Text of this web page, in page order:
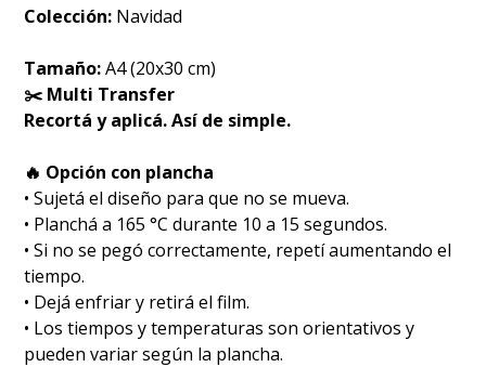
Colección: Navidad
Tamaño:A4 (20x30 cm)
✂️ Multi Transfer
Recortá y aplicá. Así de simple.
🔥 Opción con plancha
• Sujetá el diseño para que no se mueva.
• Planchá a 165 °C durante 10 a 15 segundos.
• Si no se pegó correctamente, repetí aumentando el
tiempo.
• Dejá enfriar y retirá el film.
• Los tiempos y temperaturas son orientativos y
pueden variar según la plancha.